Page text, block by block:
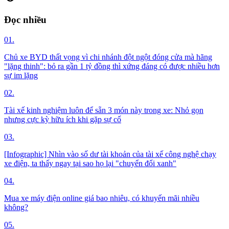
Đọc nhiều
01.
Chủ xe BYD thất vọng vì chi nhánh đột ngột đóng cửa mà hãng
"lặng thinh": bỏ ra gần 1 tỷ đồng thì xứng đáng có được nhiều hơn
sự im lặng
02.
Tài xế kinh nghiệm luôn để sẵn 3 món này trong xe: Nhỏ gọn
nhưng cực kỳ hữu ích khi gặp sự cố
03.
[Infographic] Nhìn vào số dư tài khoản của tài xế công nghệ chạy
xe điện, ta thấy ngay tại sao họ lại "chuyển đổi xanh"
04.
Mua xe máy điện online giá bao nhiêu, có khuyến mãi nhiều
không?
05.